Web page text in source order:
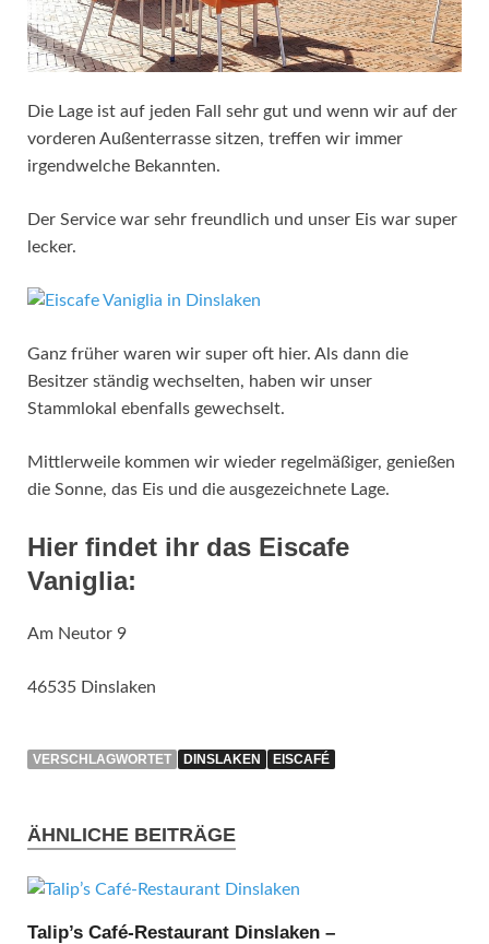
Die Lage ist auf jeden Fall sehr gut und wenn wir auf der
vorderen Außenterrasse sitzen, treffen wir immer
irgendwelche Bekannten.
Der Service war sehr freundlich und unser Eis war super
lecker.
Ganz früher waren wir super oft hier. Als dann die
Besitzer ständig wechselten, haben wir unser
Stammlokal ebenfalls gewechselt.
Mittlerweile kommen wir wieder regelmäßiger, genießen
die Sonne, das Eis und die ausgezeichnete Lage.
Hier findet ihr das Eiscafe
Vaniglia:
Am Neutor 9
46535 Dinslaken
VERSCHLAGWORTET DINSLAKEN EISCAFÉ
ÄHNLICHE BEITRÄGE
Talip’s Café-Restaurant Dinslaken –